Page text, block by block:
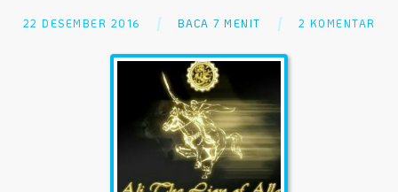
22 DESEMBER 2016 BACA 7 MENIT 2 KOMENTAR